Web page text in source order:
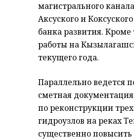
магистрального
Аксуского и
банка развития.
работы на
текущего года.
Параллельно ведется
сметная
по реконструкции
гидроузлов на реках
существенно